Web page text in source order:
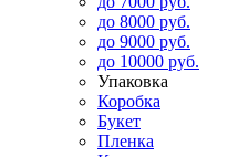
до 8000 руб.
до 9000 руб.
до 10000 руб.
Упаковка
Коробка
Букет
Пленка